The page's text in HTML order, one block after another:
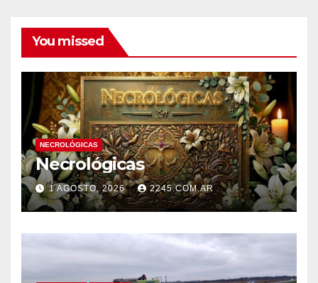
You missed
NECROLÓGICAS
Necrológicas
1 AGOSTO, 2026 2245.COM.AR